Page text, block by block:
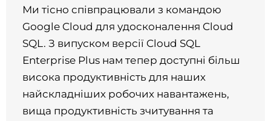
Ми тісно співпрацювали з командою
Google Cloud для удосконалення Cloud
SQL. З випуском версії Cloud SQL
Enterprise Plus нам тепер доступні більш
висока продуктивність для наших
найскладніших робочих навантажень,
вища продуктивність зчитування та